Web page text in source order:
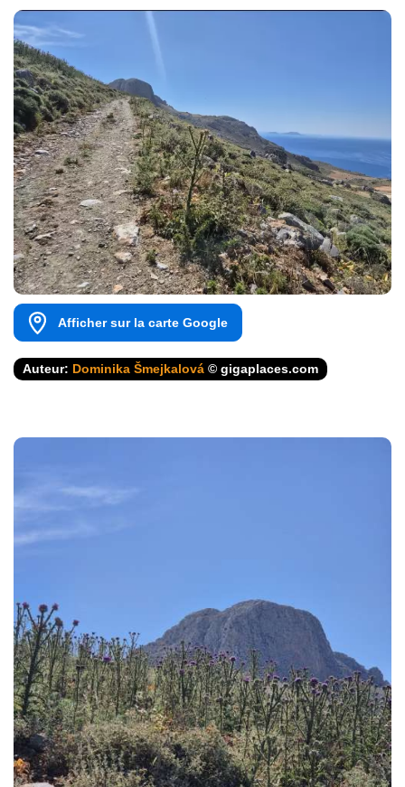
Afficher sur la carte Google
Auteur: Dominika Šmejkalová © gigaplaces.com